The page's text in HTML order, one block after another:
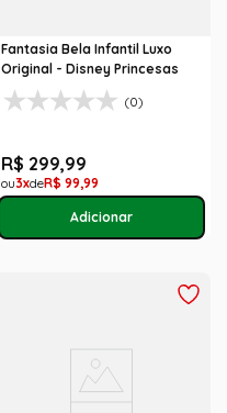
Fantasia Bela Infantil Luxo
Original - Disney Princesas
(0)
R$ 299,99
3 R$ 99,99